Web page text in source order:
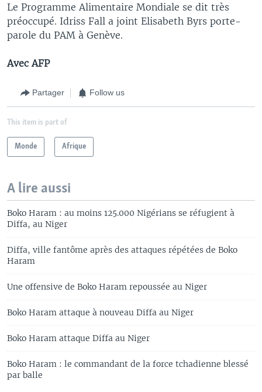
Le Programme Alimentaire Mondiale se dit très
préoccupé. Idriss Fall a joint Elisabeth Byrs porte-
parole du PAM à Genève.
Avec AFP
Partager Follow us
This item is part of
Monde Afrique
A lire aussi
Boko Haram : au moins 125.000 Nigérians se réfugient à
Diffa, au Niger
Diffa, ville fantôme après des attaques répétées de Boko
Haram
Une offensive de Boko Haram repoussée au Niger
Boko Haram attaque à nouveau Diffa au Niger
Boko Haram attaque Diffa au Niger
Boko Haram : le commandant de la force tchadienne blessé
par balle